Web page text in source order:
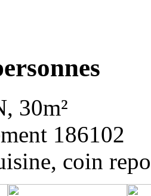
30m²
186102
coin